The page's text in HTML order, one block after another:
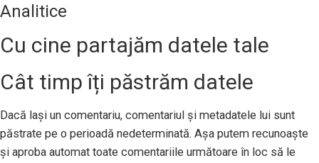
Analitice
Cu cine partajăm datele tale
Cât timp îți păstrăm datele
Dacă lași un comentariu, comentariul și metadatele lui sunt
păstrate pe o perioadă nedeterminată. Așa putem recunoaște
și aproba automat toate comentariile următoare în loc să le